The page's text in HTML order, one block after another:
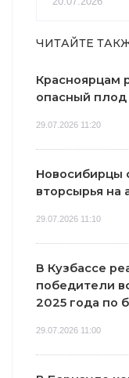
ЧИТАЙТЕ
Красноярцам
опасный плод
29.07.2026 11:20
Новосибирцы
вторсырья на
29.07.2026 11:10
В Кузбассе
победители
2025 года по
29.07.2026 11:00